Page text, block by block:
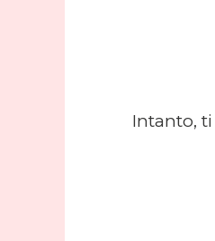
Intanto,